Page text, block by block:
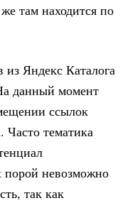
там находится по
из Яндекс Каталога
данный момент
ссылок
Часто тематика
невозможно
так как